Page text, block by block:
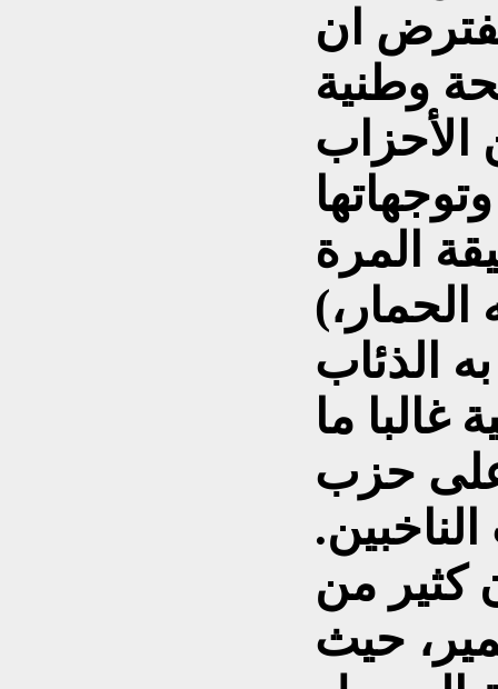
ان
وطنية
الأحزاب
المرة
(شعب الخراف، يتقدمه الحمار،
غالبا ما
على حزب
كثير من
حيث